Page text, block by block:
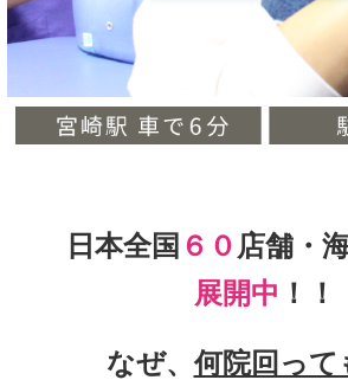
日本全国 ６０ 店舗・
展開中 ！！
なぜ、何院回って